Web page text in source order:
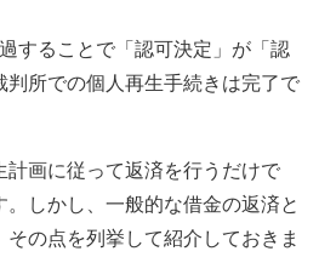
することで「認可決定」が「認
所での個人再生手続きは完了で
画に従って返済を行うだけで
しかし、一般的な借金の返済と
の点を列挙して紹介しておきま